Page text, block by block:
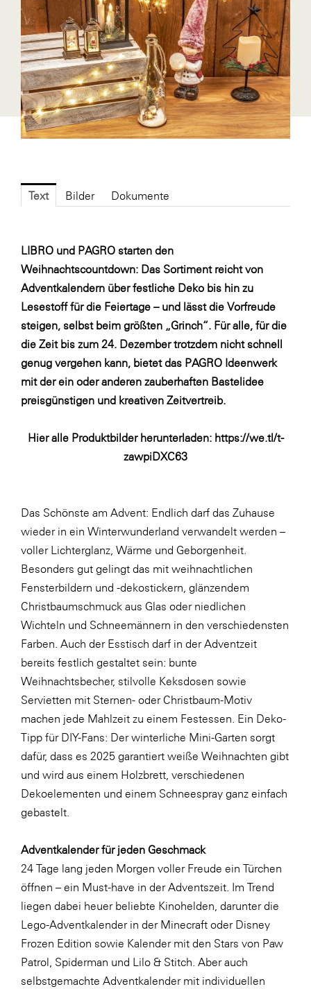
FG UBIT Salzburg
foodaffairs
Fressnapf
FRoSTA
FV Energierohstoff & Kraftstoff
Gardena
GBV - Verband gemeinnütziger
Bauvereinigungen
Heimat Österreich
ikp
Johnson & Johnson
JELD-WEN DANA
kosaplaner
LAT Nitrogen
Libro
Die Menü-Manufaktur
OptimaMed
PAGRO
PHH Rechtsanwält:innen
Primark
Salesforce
sebamed
SeneCura
SERVICE&MORE
SKINUANCE®
Somfy
Sony DADC
SPIEGLTEC
Trend Micro
TAG GmbH
VALETTA
Verband Druck Medien Österreich
Wirtschaftskammer Salzburg
WKS Fachgruppe Fahrzeughandel und
Text Bilder Dokumente
LIBRO und PAGRO starten den
Weihnachtscountdown: Das Sortiment reicht von
Adventkalendern über festliche Deko bis hin zu
Lesestoff für die Feiertage – und lässt die Vorfreude
steigen, selbst beim größten „Grinch“. Für alle, für die
die Zeit bis zum 24. Dezember trotzdem nicht schnell
genug vergehen kann, bietet das PAGRO Ideenwerk
mit der ein oder anderen zauberhaften Bastelidee
preisgünstigen und kreativen Zeitvertreib.
Hier alle Produktbilder herunterladen: https://we.tl/t-
zawpiDXC63
Das Schönste am Advent: Endlich darf das Zuhause
wieder in ein Winterwunderland verwandelt werden –
voller Lichterglanz, Wärme und Geborgenheit.
Besonders gut gelingt das mit weihnachtlichen
Fensterbildern und -dekostickern, glänzendem
Christbaumschmuck aus Glas oder niedlichen
Wichteln und Schneemännern in den verschiedensten
Farben. Auch der Esstisch darf in der Adventzeit
bereits festlich gestaltet sein: bunte
Weihnachtsbecher, stilvolle Keksdosen sowie
Servietten mit Sternen- oder Christbaum-Motiv
machen jede Mahlzeit zu einem Festessen. Ein Deko-
Tipp für DIY-Fans: Derwinterliche Mini-Garten sorgt
dafür, dass es 2025 garantiert weiße Weihnachten gibt
und wird aus einem Holzbrett, verschiedenen
Dekoelementen und einem Schneespray ganz einfach
gebastelt.
Adventkalender für jeden Geschmack
24 Tage lang jeden Morgen voller Freude ein Türchen
öffnen – ein Must-have in der Adventszeit. Im Trend
liegen dabei heuer beliebte Kinohelden, darunter die
Lego-Adventkalender in der Minecraft oder Disney
Frozen Edition sowie Kalender mit den Stars von Paw
Patrol, Spiderman und Lilo & Stitch. Aber auch
selbstgemachte Adventkalender mit individuellen